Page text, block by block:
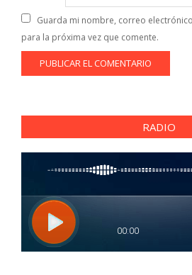
Guarda mi nombre, correo
para la próxima vez que comente.
RADIO